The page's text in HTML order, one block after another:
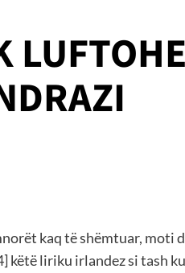
kaq të shëmtuar, moti
këtë liriku irlandez si tash